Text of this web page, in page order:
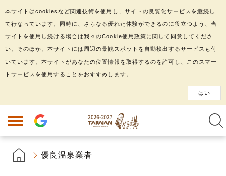
優良温泉業者
本サイトはcookiesなど関連技術を使用し、サイトの良質化サービスを継続し
て行なっています。同時に、さらなる優れた体験ができるのに役立つよう、当
サイトを使用し続ける場合は我々のCookie使用政策に関して同意してくださ
い。そのほか、本サイトには周辺の景観スポットを自動検出するサービスも付
いています。本サイトがあなたの位置情報を取得するのを許可し、このスマー
トサービスを使用することをおすすめします。
はい